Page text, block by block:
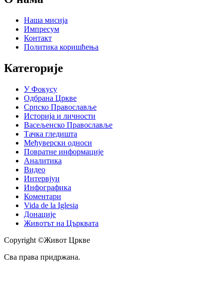
Наша мисија
Импресум
Контакт
Политика коришћења
Категорије
У Фокусу
Одбрана Цркве
Српско Православље
Историја и личности
Васељенско Православље
Тачка гледишта
Међуверски односи
Повратне информације
Аналитика
Видео
Интервјуи
Инфографика
Коментари
Vida de la Iglesia
Донације
Животът на Църквата
Copyright ©Живот Цркве
Сва права придржана.